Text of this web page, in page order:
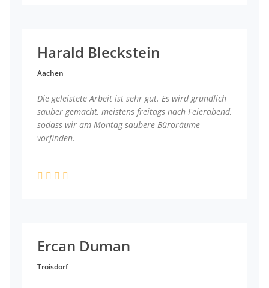
Harald Bleckstein
Aachen
Die geleistete Arbeit ist sehr gut. Es wird gründlich
sauber gemacht, meistens freitags nach Feierabend,
sodass wir am Montag saubere Büroräume
vorfinden.
Ercan Duman
Troisdorf